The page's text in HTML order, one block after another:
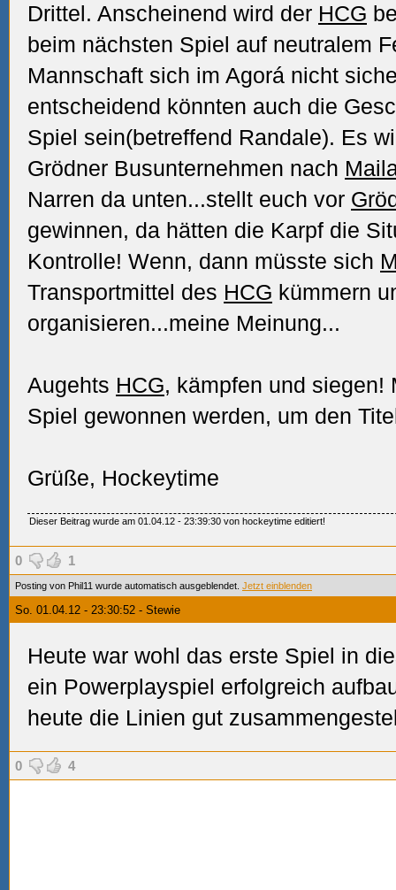
Drittel. Anscheinend wird der HCG
beim nächsten Spiel auf neutralem
Mannschaft sich im Agorá nicht
entscheidend könnten auch die
Spiel sein(betreffend Randale). Es
Grödner Busunternehmen nach
Narren da unten...stellt euch vor
gewinnen, da hätten die Karpf die
Kontrolle! Wenn, dann müsste sich
Transportmittel des HCG kümmern
organisieren...meine Meinung...
Augehts HCG, kämpfen und siegen!
Spiel gewonnen werden, um den
Grüße, Hockeytime
Dieser Beitrag wurde am 01.04.12 - 23:39:30 von hockeytime editiert!
0 1
Posting von Phil11 wurde automatisch ausgeblendet. Jetzt einblenden
So. 01.04.12 - 23:30:52 - Stewie
Heute war wohl das erste Spiel in
ein Powerplayspiel erfolgreich
heute die Linien gut
0 4